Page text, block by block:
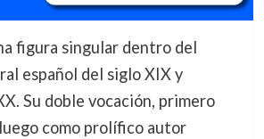
figura singular dentro del
español del siglo XIX y
Su doble vocación, primero
como prolífico autor